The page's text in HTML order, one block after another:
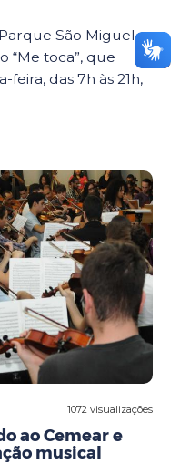
São Miguel
“Me toca”, que
das 7h às 21h,
1072 visualizações
ao Cemear e
musical